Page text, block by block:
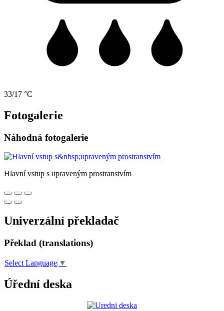
33/17 °C
Fotogalerie
Náhodná fotogalerie
Hlavní vstup s upraveným prostranstvím
Univerzální překladač
Překlad (translations)
Select Language ▼
Úřední deska